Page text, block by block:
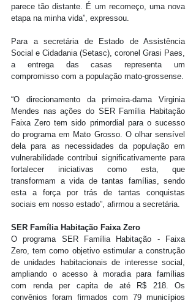
parece tão distante. É um recomeço, uma nova
etapa na minha vida”, expressou.
Para a secretária de Estado de Assistência
Social e Cidadania (Setasc), coronel Grasi Paes,
a entrega das casas representa um
compromisso com a população mato-grossense.
“O direcionamento da primeira-dama Virginia
Mendes nas ações do SER Família Habitação
Faixa Zero tem sido primordial para o sucesso
do programa em Mato Grosso. O olhar sensível
dela para as necessidades da população em
vulnerabilidade contribui significativamente para
fortalecer iniciativas como esta, que
transformam a vida de tantas famílias, sendo
esta a força por trás de tantas conquistas
sociais em nosso estado”, afirmou a secretária.
SER Família Habitação Faixa Zero
O programa SER Família Habitação - Faixa
Zero, tem como objetivo estimular a construção
de unidades habitacionais de interesse social,
ampliando o acesso à moradia para famílias
com renda per capita de até R$ 218. Os
convênios foram firmados com 79 municípios